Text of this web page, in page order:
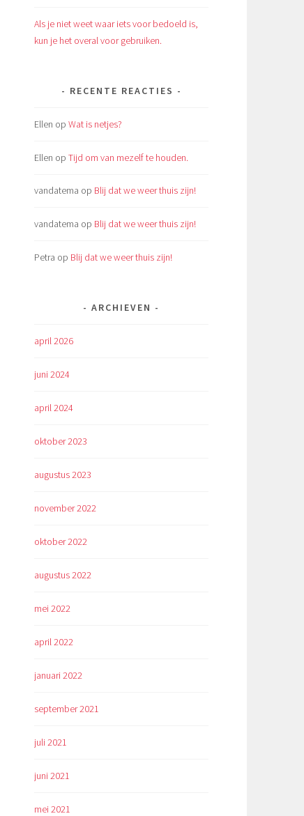
Als je niet weet waar iets voor bedoeld is,
kun je het overal voor gebruiken.
RECENTE REACTIES
Ellen op Wat is netjes?
Ellen op Tijd om van mezelf te houden.
vandatema op Blij dat we weer thuis zijn!
vandatema op Blij dat we weer thuis zijn!
Petra op Blij dat we weer thuis zijn!
ARCHIEVEN
april 2026
juni 2024
april 2024
oktober 2023
augustus 2023
november 2022
oktober 2022
augustus 2022
mei 2022
april 2022
januari 2022
september 2021
juli 2021
juni 2021
mei 2021